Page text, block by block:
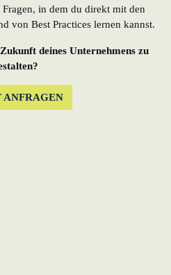
in dem du direkt mit den
von Best Practices lernen kannst.
deines Unternehmens zu
ANFRAGEN